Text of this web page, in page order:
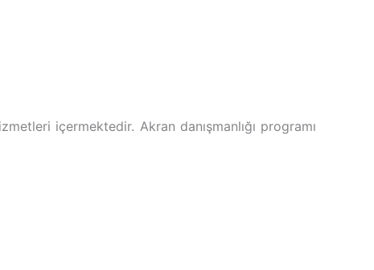
içermektedir. Akran danışmanlığı programı